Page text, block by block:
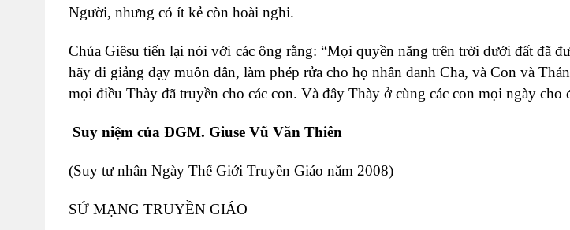
Người, nhưng có ít kẻ còn hoài nghi.
Chúa Giêsu tiến lại nói với các ông rằng: “Mọi quyền năng trên trời dưới đất đã
hãy đi giảng dạy muôn dân, làm phép rửa cho họ nhân danh Cha, và Con và
mọi điều Thày đã truyền cho các con. Và đây Thày ở cùng các con mọi ngày cho
Suy niệm của ĐGM. Giuse Vũ Văn Thiên
(Suy tư nhân Ngày Thế Giới Truyền Giáo năm 2008)
SỨ MẠNG TRUYỀN GIÁO